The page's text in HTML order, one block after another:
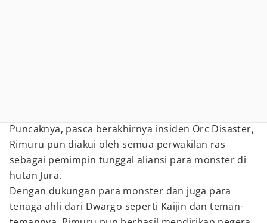
Puncaknya, pasca berakhirnya insiden Orc Disaster,
Rimuru pun diakui oleh semua perwakilan ras
sebagai pemimpin tunggal aliansi para monster di
hutan Jura.
Dengan dukungan para monster dan juga para
tenaga ahli dari Dwargo seperti Kaijin dan teman-